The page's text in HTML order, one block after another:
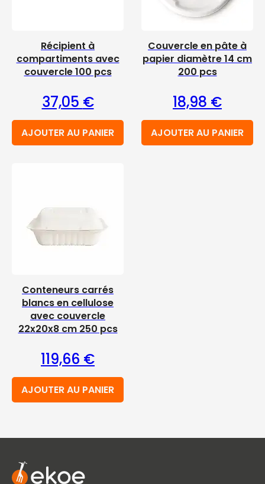
Récipient à
compartiments avec
couvercle 100 pcs
37,05 €
AJOUTER AU PANIER
Couvercle en pâte à
papier diamètre 14 cm
200 pcs
18,98 €
AJOUTER AU PANIER
Conteneurs carrés
blancs en cellulose
avec couvercle
22x20x8 cm 250 pcs
119,66 €
AJOUTER AU PANIER